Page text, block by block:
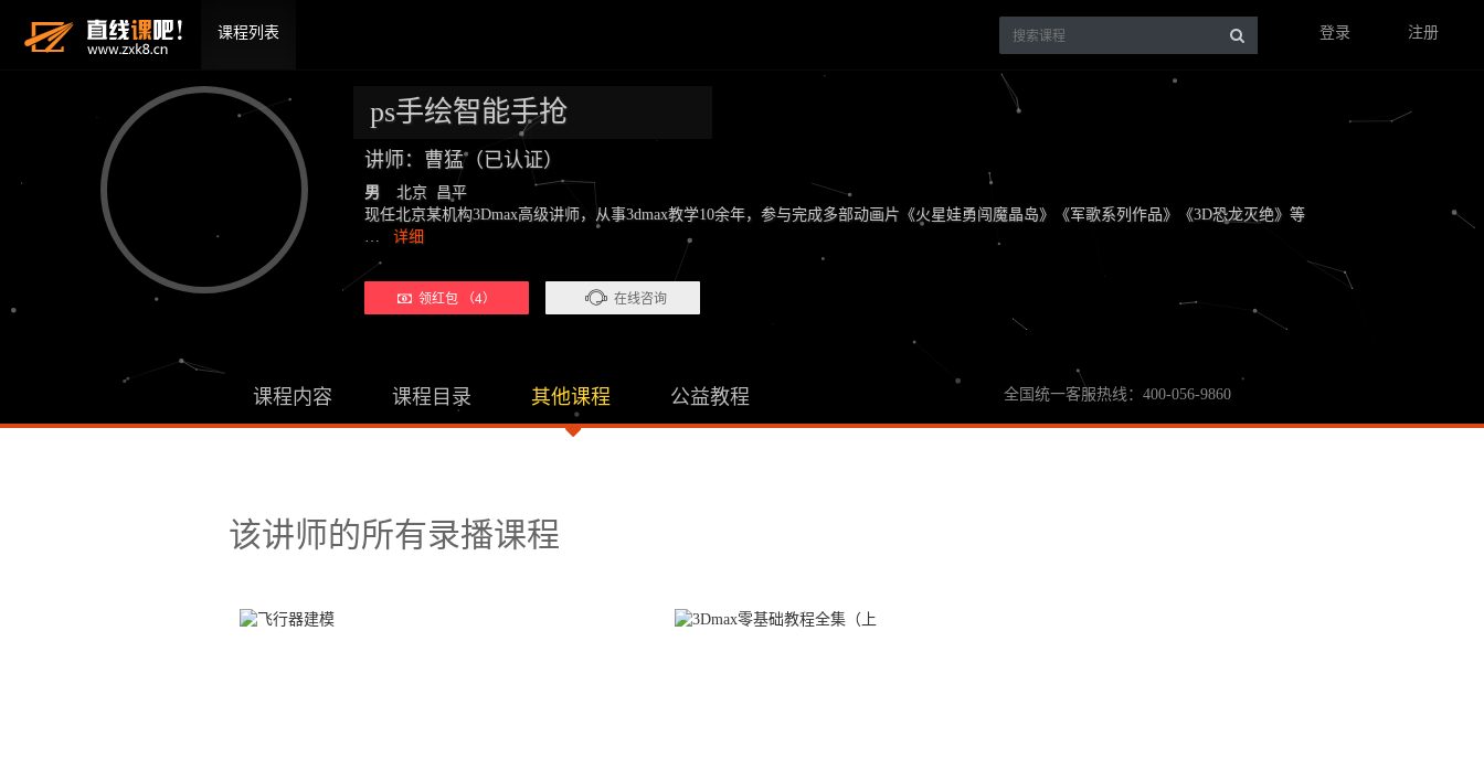
课程列表 登录 注册
ps手绘智能手抢
讲师：曹猛（已认证）
男
北京 昌平
现任北京某机构3Dmax高级讲师，从事3dmax教学10余年，参与完成多部动画片《火星娃勇闯魔晶岛》《军歌系列作品》《3D恐龙灭绝》等
… 详细
领红包 （4） 在线咨询
课程内容 课程目录 其他课程 公益教程 全国统一客服热线：400-056-9860
该讲师的所有录播课程